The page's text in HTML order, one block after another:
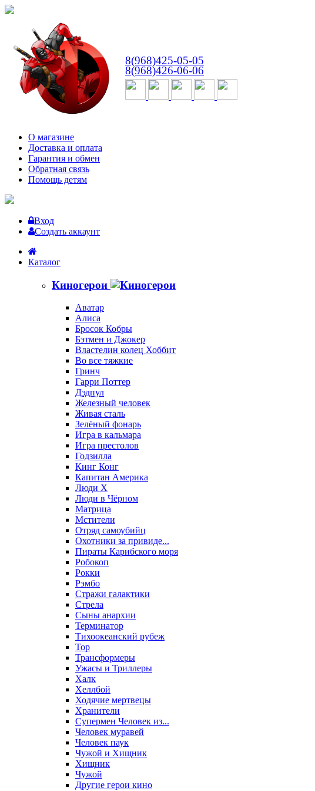
8(968)425-05-05
8(968)426-06-06
О магазине
Доставка и оплата
Гарантия и обмен
Обратная связь
Помощь детям
Вход
Создать аккаунт
Каталог
Киногерои
Аватар
Алиса
Бросок Кобры
Бэтмен и Джокер
Властелин колец Хоббит
Во все тяжкие
Гринч
Гарри Поттер
Дэдпул
Железный человек
Живая сталь
Зелёный фонарь
Игра в кальмара
Игра престолов
Годзилла
Кинг Конг
Капитан Америка
Люди X
Люди в Чёрном
Матрица
Мстители
Отряд самоубийц
Охотники за привиде...
Пираты Карибского моря
Робокоп
Рокки
Рэмбо
Стражи галактики
Стрела
Сыны анархии
Терминатор
Тихоокеанский рубеж
Тор
Трансформеры
Ужасы и Триллеры
Халк
Хеллбой
Ходячие мертвецы
Хранители
Супермен Человек из...
Человек муравей
Человек паук
Чужой и Хищник
Хищник
Чужой
Другие герои кино